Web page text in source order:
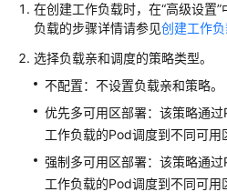
API
参
考
参
考
Skill
在创建工作负载时，在“高级设置”
负载的步骤详情请参见创建工作
选择负载亲和调度的策略类型。
不配置：不设置负载亲和策略。
优先多可用区部署：该策略通过
工作负载的Pod调度到不同可用
强制多可用区部署：该策略通过
工作负载的Pod调度到不同可用